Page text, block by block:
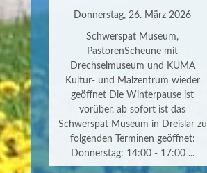
Donnerstag, 26. März 2026
Schwerspat Museum,
PastorenScheune mit
Drechselmuseum und KUMA
Kultur- und Malzentrum wieder
geöffnet Die Winterpause ist
vorüber, ab sofort ist das
Schwerspat Museum in Dreislar zu
folgenden Terminen geöffnet:
Donnerstag: 14:00 - 17:00 ...